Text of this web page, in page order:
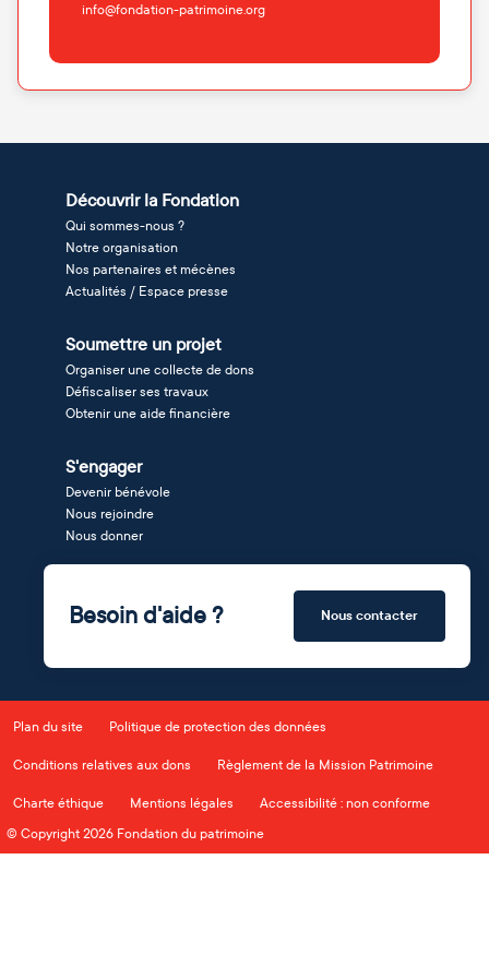
info@fondation-patrimoine.org
Découvrir la Fondation
Qui sommes-nous ?
Notre organisation
Nos partenaires et mécènes
Actualités / Espace presse
Soumettre un projet
Organiser une collecte de dons
Défiscaliser ses travaux
Obtenir une aide financière
S'engager
Devenir bénévole
Nous rejoindre
Nous donner
Besoin d'aide ? Nous contacter
Plan du site Politique de protection des données
Conditions relatives aux dons Règlement de la Mission Patrimoine
Charte éthique Mentions légales
Accessibilité : non conforme
© Copyright 2026 Fondation du patrimoine